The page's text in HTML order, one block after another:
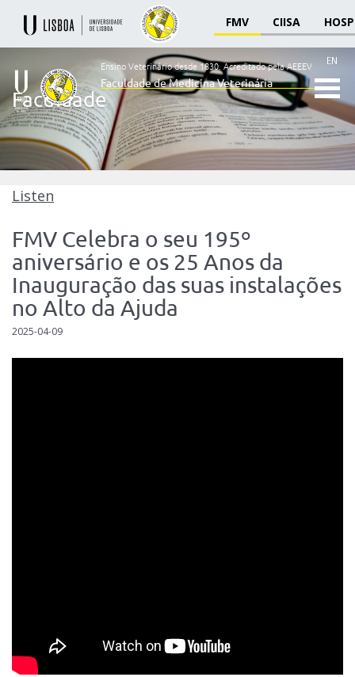
FMV CIISA
Ensino
Veterinário
desde
Faculdade
de
Veterinária
EN
Ensino Veterinário desde 1830.Acreditado pela AEEEV
Faculdade de Medicina Veterinária
Faculdade
Listen
FMV Celebra o seu 195º
aniversário e os 25 Anos da
Inauguração das suas instalações
no Alto da Ajuda
2025-04-09